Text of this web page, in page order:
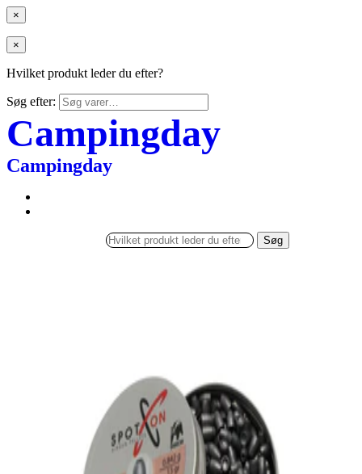
×
×
Hvilket produkt leder du efter?
Søg efter:
Campingday
Campingday
Søg